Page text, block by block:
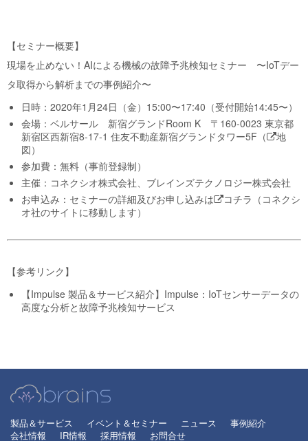
【セミナー概要】
現場を止めない！AIによる機械の故障予兆検知セミナー 〜IoTデー
タ取得から解析までの事例紹介〜
日時：2020年1月24日（金）15:00〜17:40（受付開始14:45〜）
会場：ベルサール 新宿グランドRoom K 〒160-0023 東京都
新宿区西新宿8-17-1 住友不動産新宿グランドタワー5F（
地
図）
参加費：無料（事前登録制）
主催：コネクシオ株式会社、ブレインズテクノロジー株式会社
お申込み：セミナーの詳細及びお申し込みは
コチラ （コネクシ
オ社のサイトに移動します）
【参考リンク】
【Impulse 製品＆サービス紹介】Impulse：IoTセンサーデータの
高度な分析と故障予兆検知サービス
製品＆サービス イベント＆セミナー ニュース
事例紹介
会社情報
IR情報 採用情報 お問合せ